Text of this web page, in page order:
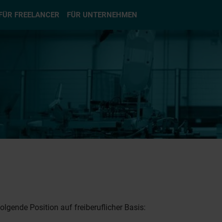
FREELANCER FÜR UNTERNEHMEN
Position auf freiberuflicher Basis: